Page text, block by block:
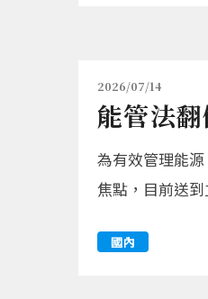
2026/07/14
能管法
為有效管理能
焦點，目前送
國內